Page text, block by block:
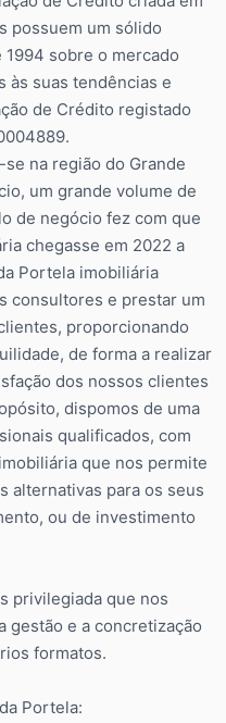
possuem um sólido
sobre o mercado
às suas tendências e
de Crédito registado
na região do Grande
um grande volume de
de negócio fez com que
chegasse em 2022 a
Portela imobiliária
consultores e prestar um
proporcionando
de forma a realizar
dos nossos clientes
dispomos de uma
qualificados, com
que nos permite
alternativas para os seus
ou de investimento
privilegiada que nos
gestão e a concretização
formatos.
Portela: